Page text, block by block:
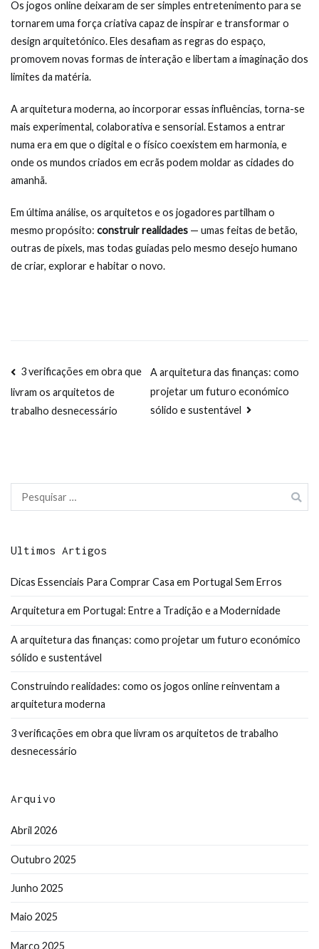
Os jogos online deixaram de ser simples entretenimento para se
tornarem uma força criativa capaz de inspirar e transformar o
design arquitetónico. Eles desafiam as regras do espaço,
promovem novas formas de interação e libertam a imaginação dos
limites da matéria.
A arquitetura moderna, ao incorporar essas influências, torna-se
mais experimental, colaborativa e sensorial. Estamos a entrar
numa era em que o digital e o físico coexistem em harmonia, e
onde os mundos criados em ecrãs podem moldar as cidades do
amanhã.
Em última análise, os arquitetos e os jogadores partilham o
mesmo propósito: construir realidades — umas feitas de betão,
outras de pixels, mas todas guiadas pelo mesmo desejo humano
de criar, explorar e habitar o novo.
Navegação
de
3 verificações em obra que
livram os arquitetos de
trabalho desnecessário
A arquitetura das finanças: como
projetar um futuro económico
sólido e sustentável
Pesquisar
por:
Ultimos Artigos
Dicas Essenciais Para Comprar Casa em Portugal Sem Erros
Arquitetura em Portugal: Entre a Tradição e a Modernidade
A arquitetura das finanças: como projetar um futuro económico
sólido e sustentável
Construindo realidades: como os jogos online reinventam a
arquitetura moderna
3 verificações em obra que livram os arquitetos de trabalho
desnecessário
Arquivo
Abril 2026
Outubro 2025
Junho 2025
Maio 2025
Março 2025